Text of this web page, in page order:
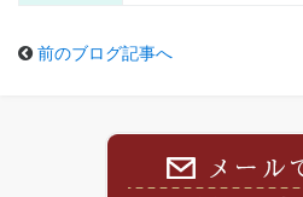
前のブログ記事へ